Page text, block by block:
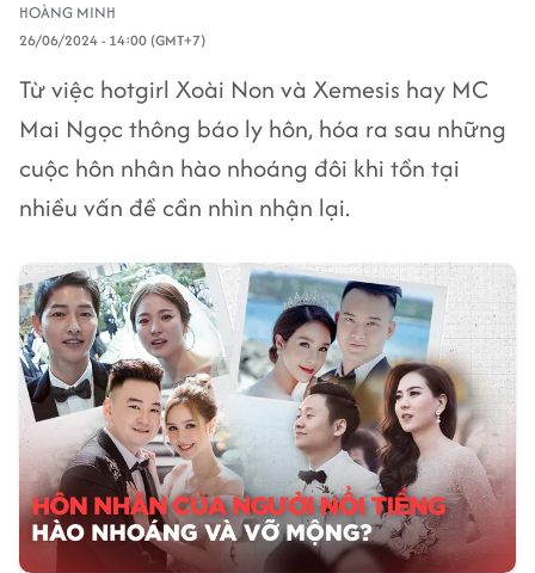
HOÀNG MINH
26/06/2024 - 14:00 (GMT+7)
Từ việc hotgirl Xoài Non và Xemesis hay MC
Mai Ngọc thông báo ly hôn, hóa ra sau những
cuộc hôn nhân hào nhoáng đôi khi tồn tại
nhiều vấn đề cần nhìn nhận lại.